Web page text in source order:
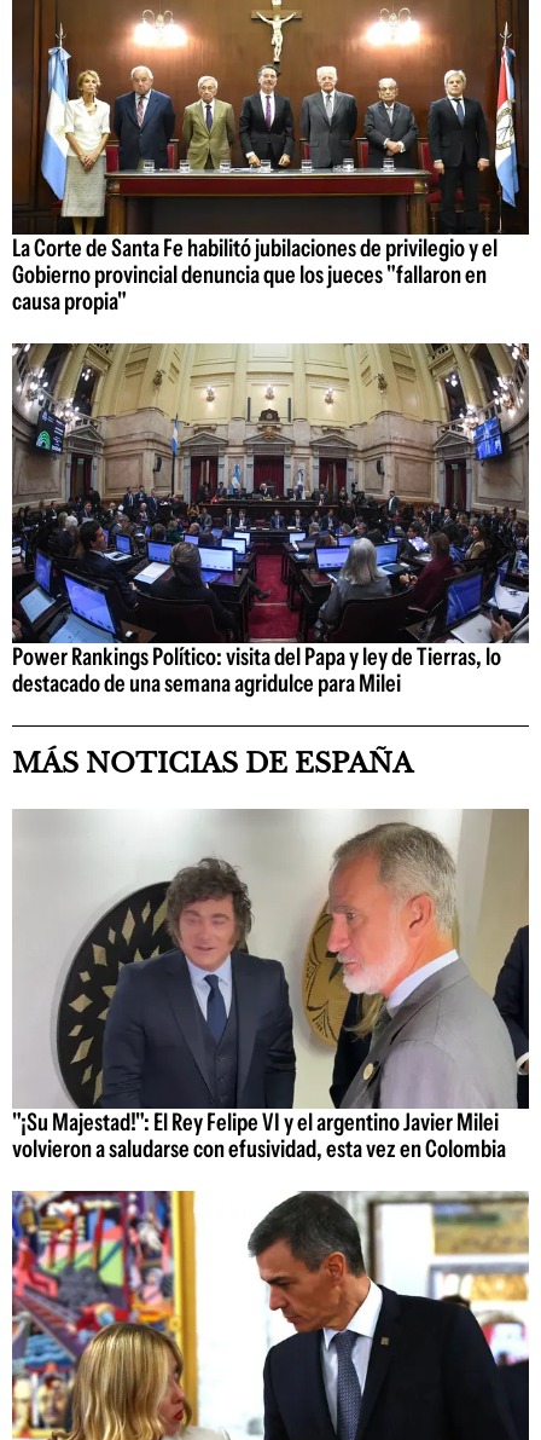
La Corte de Santa Fe habilitó jubilaciones de privilegio y el
Gobierno provincial denuncia que los jueces "fallaron en
causa propia"
Power Rankings Político: visita del Papa y ley de Tierras, lo
destacado de una semana agridulce para Milei
MÁS NOTICIAS DE ESPAÑA
"¡Su Majestad!": El Rey Felipe VI y el argentino Javier Milei
volvieron a saludarse con efusividad, esta vez en Colombia